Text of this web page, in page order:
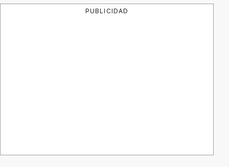
PUBLICIDAD